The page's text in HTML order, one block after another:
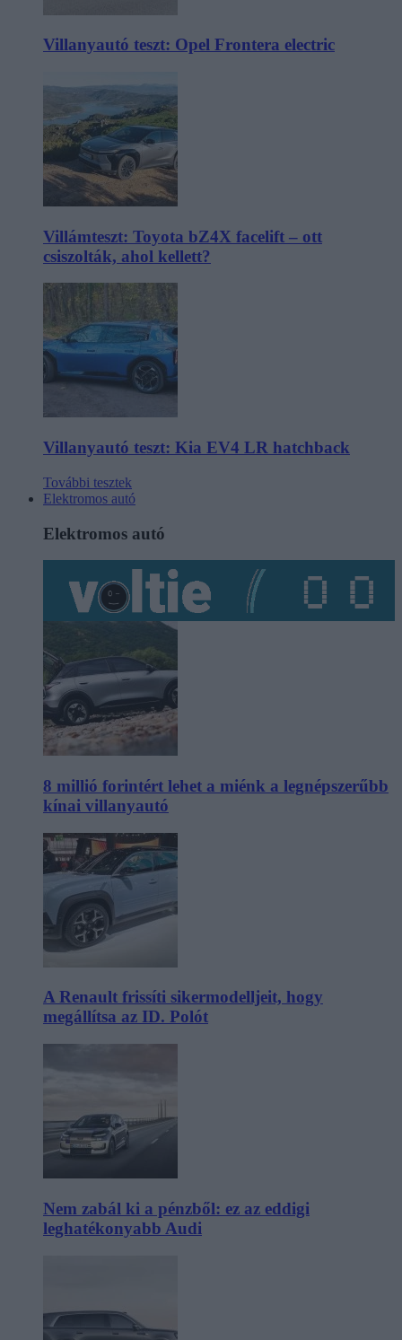
Villanyautó teszt: Opel Frontera electric
Villámteszt: Toyota bZ4X facelift – ott
csiszolták, ahol kellett?
Villanyautó teszt: Kia EV4 LR hatchback
További tesztek
Elektromos autó
Elektromos autó
8 millió forintért lehet a miénk a legnépszerűbb
kínai villanyautó
A Renault frissíti sikermodelljeit, hogy
megállítsa az ID. Polót
Nem zabál ki a pénzből: ez az eddigi
leghatékonyabb Audi